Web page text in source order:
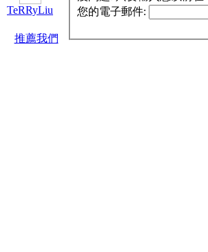
TeRRyLiu
推薦我們
您的電子郵件: